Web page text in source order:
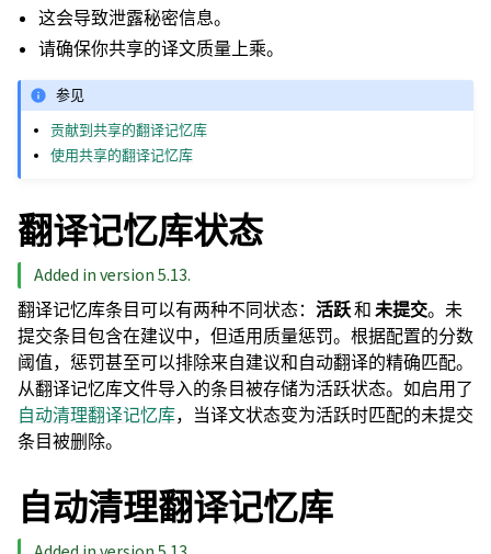
这会导致泄露秘密信息。
请确保你共享的译文质量上乘。
参见
贡献到共享的翻译记忆库
使用共享的翻译记忆库
翻译记忆库状态
Added in version 5.13.
翻译记忆库条目可以有两种不同状态： 活跃和未提交。未
提交条目包含在建议中，但适用质量惩罚。根据配置的分数
阈值，惩罚甚至可以排除来自建议和自动翻译的精确匹配。
从翻译记忆库文件导入的条目被存储为活跃状态。如启用了
自动清理翻译记忆库，当译文状态变为活跃时匹配的未提交
条目被删除。
自动清理翻译记忆库